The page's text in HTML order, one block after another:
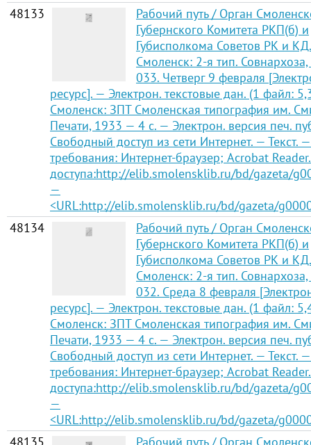
48133
Рабочий путь / Орган
Губернского Комитета РКП(б) и
Губисполкома Советов РК и
Смоленск: 2-я тип.
033. Четверг 9 февраля
ресурс]. — Электрон. текстовые дан. (1 файл:
Смоленск: ЗПТ Смоленская типография им.
Печати, 1933 — 4 с. — Электрон. версия печ.
Свободный доступ из сети Интернет. — Текст.
требования: Интернет-браузер; Acrobat
доступа:http://elib.smolensklib.ru/bd/gazeta/
—
<URL:http://elib.smolensklib.ru/bd/gazeta/
48134
Рабочий путь / Орган
Губернского Комитета РКП(б) и
Губисполкома Советов РК и
Смоленск: 2-я тип.
032. Среда 8 февраля
ресурс]. — Электрон. текстовые дан. (1 файл:
Смоленск: ЗПТ Смоленская типография им.
Печати, 1933 — 4 с. — Электрон. версия печ.
Свободный доступ из сети Интернет. — Текст.
требования: Интернет-браузер; Acrobat
доступа:http://elib.smolensklib.ru/bd/gazeta/
—
<URL:http://elib.smolensklib.ru/bd/gazeta/